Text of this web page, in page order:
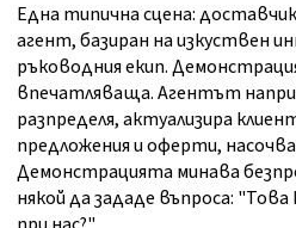
Една типична сцена:
агент, базиран на изкуствен
ръководния екип.
впечатляваща. Агентът
разпределя, актуализира
предложения и оферти,
Демонстрацията минава
някой да зададе въпроса: